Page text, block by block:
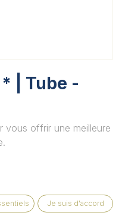
| Tube -
vous offrir une meilleure
Je suis d'accord